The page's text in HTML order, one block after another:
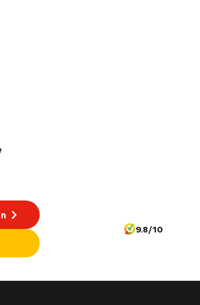
9.8/10